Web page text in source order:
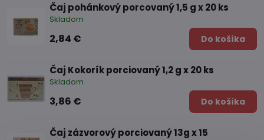
Čaj pohánkový porcovaný 1,5 g x 20 ks
Skladom
2,84 € Do košíka
Čaj Kokorík porciovaný 1,2 g x 20 ks
Skladom
3,86 € Do košíka
Čaj zázvorový porciovaný 13g x 15